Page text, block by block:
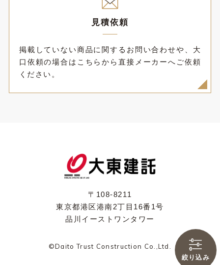
絞り込み
見積依頼
掲載していない商品に関するお問い合わせや、大
口依頼の場合はこちらから直接メーカーへご依頼
ください。
〒108-8211
東京都港区港南2丁目16番1号
品川イーストワンタワー
©Daito Trust Construction Co.,Ltd.